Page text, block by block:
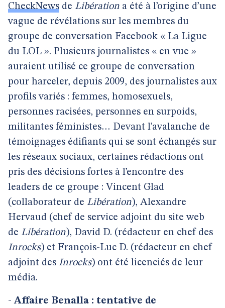
CheckNews de Libération a été à l’origine d’une
vague de révélations sur les membres du
groupe de conversation Facebook « La Ligue
du LOL ». Plusieurs journalistes « en vue »
auraient utilisé ce groupe de conversation
pour harceler, depuis 2009, des journalistes aux
profils variés : femmes, homosexuels,
personnes racisées, personnes en surpoids,
militantes féministes… Devant l’avalanche de
témoignages édifiants qui se sont échangés sur
les réseaux sociaux, certaines rédactions ont
pris des décisions fortes à l’encontre des
leaders de ce groupe : Vincent Glad
(collaborateur de Libération), Alexandre
Hervaud (chef de service adjoint du site web
de Libération), David D. (rédacteur en chef des
Inrocks) et François-Luc D. (rédacteur en chef
adjoint des Inrocks) ont été licenciés de leur
média.
-Affaire Benalla : tentative de